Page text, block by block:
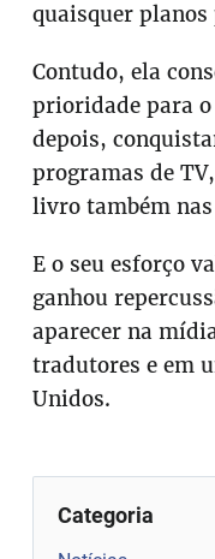
quaisquer
Contudo, ela
prioridade para
depois,
programas de
livro também
E o seu esforço
ganhou
aparecer na
tradutores e em
Unidos.
Categoria